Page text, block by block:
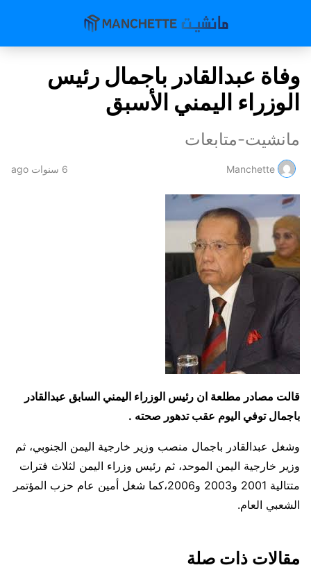
وفاة عبدالقادر باجمال رئيس
الوزراء اليمني الأسبق
مانشيت-متابعات
Manchette 6 سنوات ago
قالت مصادر مطلعة ان رئيس الوزراء اليمني السابق عبدالقادر
باجمال توفي اليوم عقب تدهور صحته .
وشغل عبدالقادر باجمال منصب وزير خارجية اليمن الجنوبي، ثم
وزير خارجية اليمن الموحد، ثم رئيس وزراء اليمن لثلاث فترات
متتالية 2001 و2003 و2006،كما شغل أمين عام حزب المؤتمر
الشعبي العام.
مقالات ذات صلة